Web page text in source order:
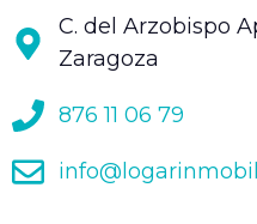
C. del Arzobispo
Zaragoza
876 11 06 79